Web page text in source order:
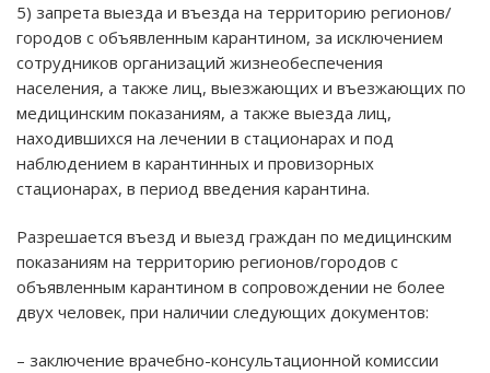
5) запрета выезда и въезда на территорию регионов/
городов с объявленным карантином, за исключением
сотрудников организаций жизнеобеспечения
населения, а также лиц, выезжающих и въезжающих по
медицинским показаниям, а также выезда лиц,
находившихся на лечении в стационарах и под
наблюдением в карантинных и провизорных
стационарах, в период введения карантина.
Разрешается въезд и выезд граждан по медицинским
показаниям на территорию регионов/городов с
объявленным карантином в сопровождении не более
двух человек, при наличии следующих документов:
– заключение врачебно-консультационной комиссии